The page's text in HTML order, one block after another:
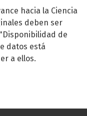
hacia la Ciencia
deben ser
de
datos está
a ellos.